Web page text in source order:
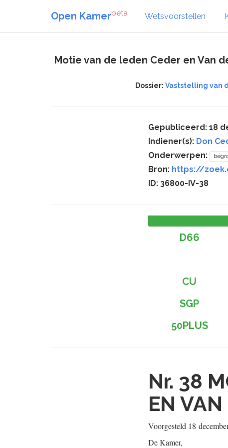
Open Kamerbeta Wetsvoorstellen
Motie van de leden Ceder en Van
Dossier: Vaststelling van
Gepubliceerd: 18
Indiener(s): Don
Onderwerpen:
Bron: https://
ID: 36800-IV-38
D66
CU
SGP
50PLUS
Nr. 38
EN VAN
Voorgesteld 18
De Kamer,